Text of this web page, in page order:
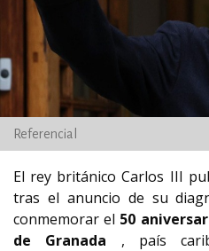
Referencial
El rey británico Carlos III
tras el anuncio de su
conmemorar el 50
de Granada , país